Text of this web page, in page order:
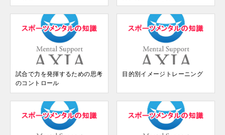
試合で力を発揮するための思考
のコントロール
目的別イメージトレーニング